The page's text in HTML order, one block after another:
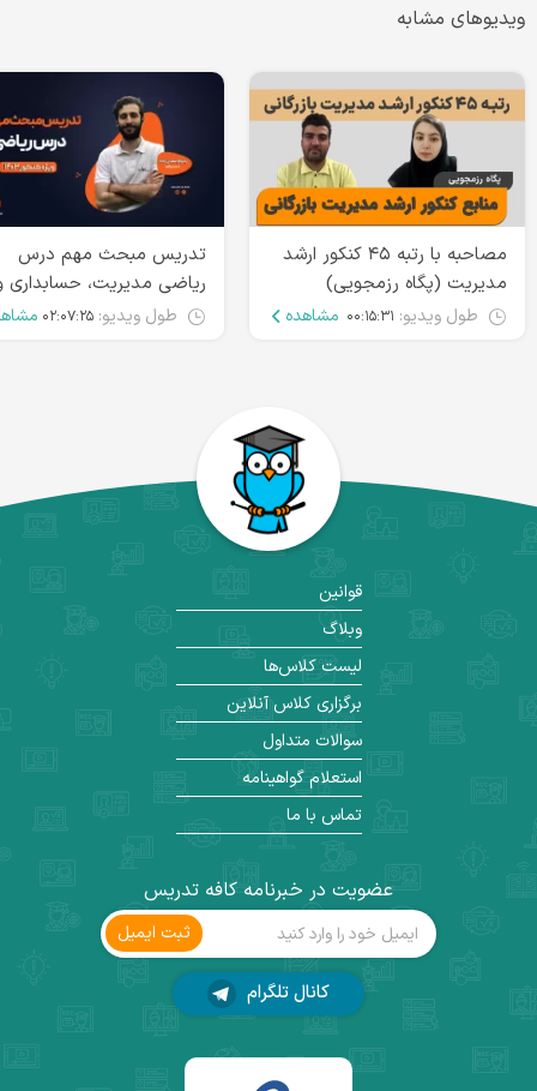
ویدیوهای مشابه
مصاحبه با رتبه ۴۵ کنکور ارشد
مدیریت (پگاه رزمجویی)
طول ویدیو: ۰۰:۱۵:۳۱ مشاهده
تدریس مبحث مهم درس
ریاضی مدیریت، حسابداری
اقتصاد ارشد | پدرام شعبان
طول ویدیو: ۰۲:۰۷:۲۵
عضویت در خبرنامه کافه تدریس
ثبت ‌ایمیل
کانال تلگرام
قوانین
وبلاگ
لیست کلاس‌ها
برگزاری کلاس آنلاین
سوالات متداول
استعلام گواهینامه
تماس با ما